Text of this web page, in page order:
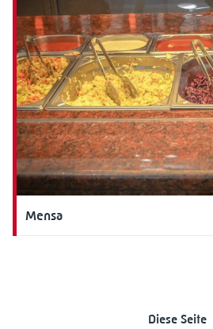
Mensa
Diese Seite